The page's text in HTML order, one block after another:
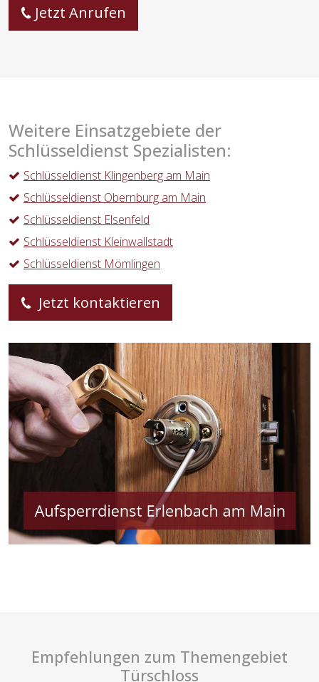
Jetzt Anrufen
Weitere Einsatzgebiete der
Schlüsseldienst Spezialisten:
Schlüsseldienst Klingenberg am Main
Schlüsseldienst Obernburg am Main
Schlüsseldienst Elsenfeld
Schlüsseldienst Kleinwallstadt
Schlüsseldienst Mömlingen
Jetzt kontaktieren
Empfehlungen zum Themengebiet
Türschloss